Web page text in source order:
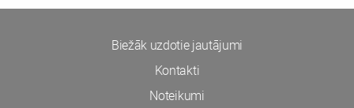
Biežāk uzdotie jautājumi
Kontakti
Noteikumi